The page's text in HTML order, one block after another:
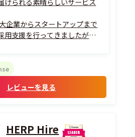
企業からスタートアップまで
用支援を行ってきましたが、
は異なり、候補者の経歴やビジ
解したパーソナライズされた
ジを複数人から届けることが...
レビューを見る
HERP Hire